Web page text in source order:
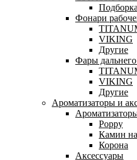
Фонари
VIKING
Другие
Фары дальнего
VIKING
Другие
Ароматизаторы и
Poppy
Камин
Корона
Аксессуары